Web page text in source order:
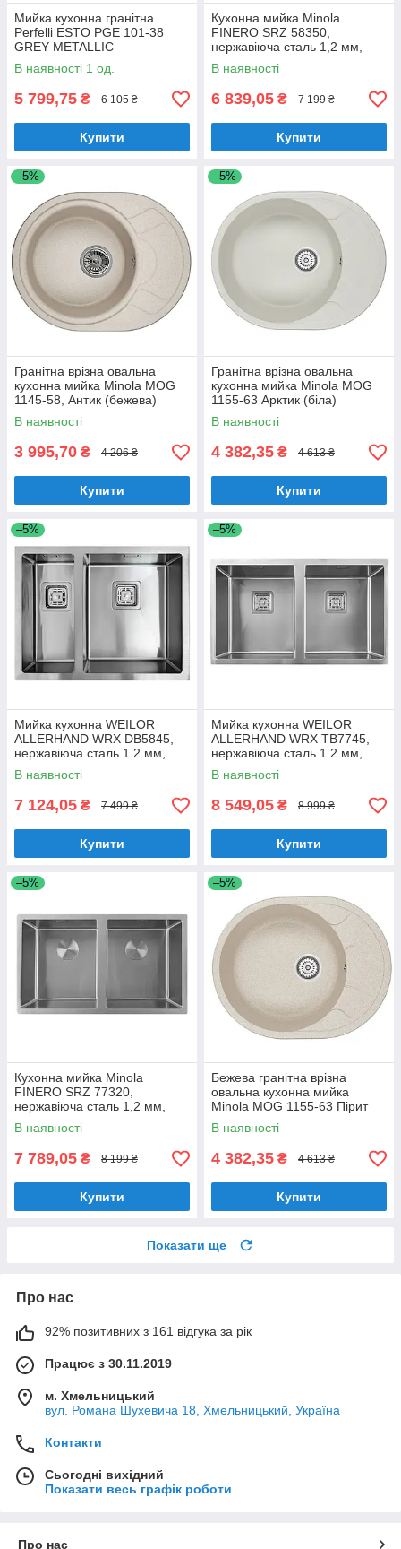
Мийка кухонна гранітна
Perfelli ESTO PGE 101-38
GREY METALLIC
В наявності 1 од.
5 799,75 ₴ 6 105 ₴
Купити
Кухонна мийка Minola
FINERO SRZ 58350,
нержавіюча сталь 1,2 мм,
півторачашева, врізна/під
стільницю
В наявності
6 839,05 ₴ 7 199 ₴
Купити
–5%
Гранітна врізна овальна
кухонна мийка Minola MOG
1145-58, Антик (бежева)
В наявності
3 995,70 ₴ 4 206 ₴
Купити
–5%
Гранітна врізна овальна
кухонна мийка Minola MOG
1155-63 Арктик (біла)
В наявності
4 382,35 ₴ 4 613 ₴
Купити
–5%
Мийка кухонна WEILOR
ALLERHAND WRX DB5845,
нержавіюча сталь 1.2 мм,
півторачашева, врізна / під
стільницю
В наявності
7 124,05 ₴ 7 499 ₴
Купити
–5%
Мийка кухонна WEILOR
ALLERHAND WRX TB7745,
нержавіюча сталь 1.2 мм,
двочашева, врізна / під
стільницю
В наявності
8 549,05 ₴ 8 999 ₴
Купити
–5%
Кухонна мийка Minola
FINERO SRZ 77320,
нержавіюча сталь 1,2 мм,
двочашева, врізна/під
стільницю
В наявності
7 789,05 ₴ 8 199 ₴
Купити
–5%
Бежева гранітна врізна
овальна кухонна мийка
Minola MOG 1155-63 Пірит
В наявності
4 382,35 ₴ 4 613 ₴
Купити
Показати ще
Про нас
92% позитивних з 161 відгука за рік
Працює з 30.11.2019
м. Хмельницький
вул. Романа Шухевича 18, Хмельницький, Україна
Контакти
Сьогодні вихідний
Показати весь графік роботи
Про нас